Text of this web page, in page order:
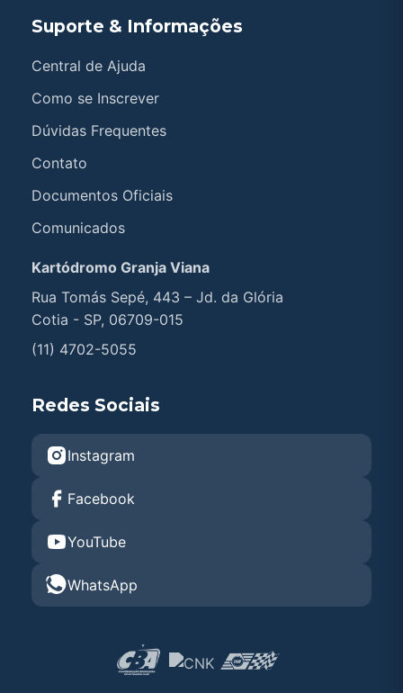
Suporte & Informações
Central de Ajuda
Como se Inscrever
Dúvidas Frequentes
Contato
Documentos Oficiais
Comunicados
Kartódromo Granja Viana
Rua Tomás Sepé, 443 – Jd. da Glória
Cotia - SP, 06709-015
(11) 4702-5055
Redes Sociais
Instagram
Facebook
YouTube
WhatsApp